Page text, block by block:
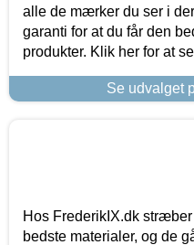
alle de mærker du ser i
garanti for at du får den
produkter. Klik her for at
Se udvalget
Hos FrederikIX.dk
bedste materialer, og de